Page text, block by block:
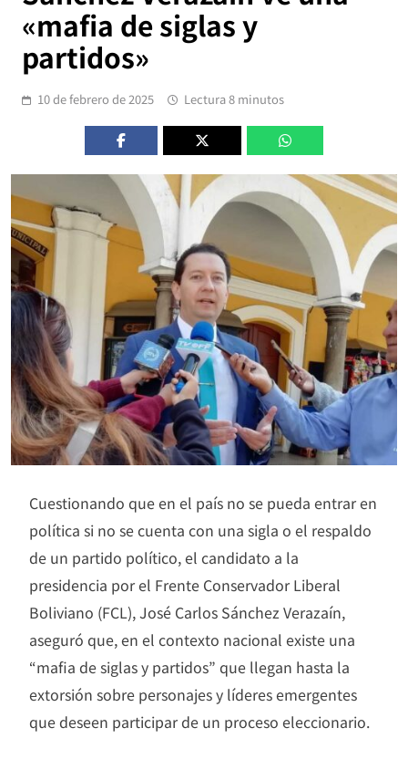
«mafia de siglas y
partidos»
10 de febrero de 2025 Lectura 8 minutos
Cuestionando que en el país no se pueda entrar en
política si no se cuenta con una sigla o el respaldo
de un partido político, el candidato a la
presidencia por el Frente Conservador Liberal
Boliviano (FCL), José Carlos Sánchez Verazaín,
aseguró que, en el contexto nacional existe una
“mafia de siglas y partidos” que llegan hasta la
extorsión sobre personajes y líderes emergentes
que deseen participar de un proceso eleccionario.